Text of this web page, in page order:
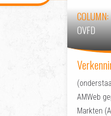
COLUMN:
OVFD
AMWeb
Markten